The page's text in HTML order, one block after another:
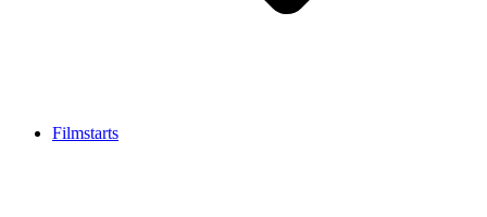
Filmstarts